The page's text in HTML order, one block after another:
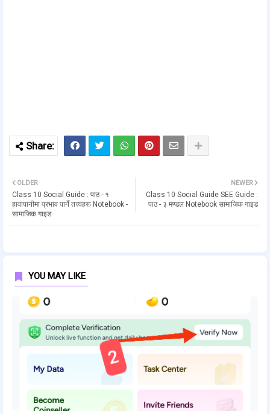
NEWER
Class 10 Social Guide SEE Guide :
पाठ - ३ मण्डल Notebook सामाजिक गाइड
OLDER
Class 10 Social Guide : पाठ - १
हावापानीमा प्रभाव पार्ने तत्त्वहरू Notebook -
सामाजिक गाइड
YOU MAY LIKE